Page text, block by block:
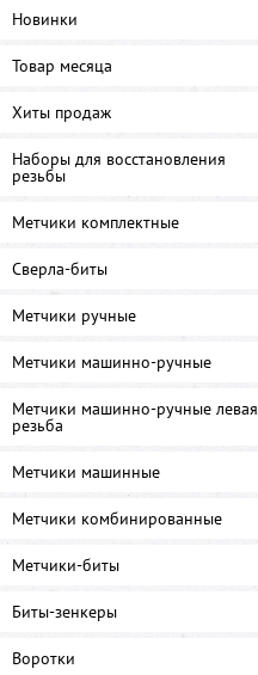
Новинки
Товар месяца
Хиты продаж
Наборы для восстановления
резьбы
Метчики комплектные
Сверла-биты
Метчики ручные
Метчики машинно-ручные
Метчики машинно-ручные левая
резьба
Метчики машинные
Метчики комбинированные
Метчики-биты
Биты-зенкеры
Воротки